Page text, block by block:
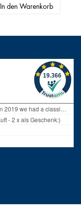
In den Warenkorb